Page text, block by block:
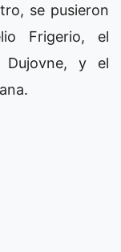
se pusieron
Frigerio, el
Dujovne, y el